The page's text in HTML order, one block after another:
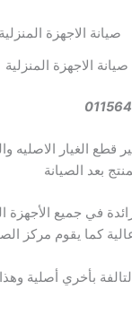
صيانة الاجهزة المنزلية
قطع الغيار الاصليه
بعد الصيانة
في جميع الأجهزة
كما يقوم مركز
بأخري أصلية